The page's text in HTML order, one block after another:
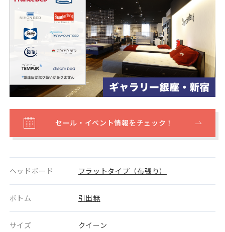
セール・イベント情報をチェック！
ヘッドボード フラットタイプ（布張り）
ボトム 引出無
サイズ クイーン